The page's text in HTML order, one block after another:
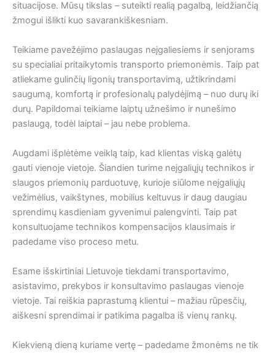
situacijose. Mūsų tikslas – suteikti realią pagalbą, leidžiančią
žmogui išlikti kuo savarankiškesniam.
Teikiame pavežėjimo paslaugas neįgaliesiems ir senjorams
su specialiai pritaikytomis transporto priemonėmis. Taip pat
atliekame gulinčių ligonių transportavimą, užtikrindami
saugumą, komfortą ir profesionalų palydėjimą – nuo durų iki
durų. Papildomai teikiame laiptų užnešimo ir nunešimo
paslaugą, todėl laiptai – jau nebe problema.
Augdami išplėtėme veiklą taip, kad klientas viską galėtų
gauti vienoje vietoje. Šiandien turime neįgaliųjų technikos ir
slaugos priemonių parduotuvę, kurioje siūlome neįgaliųjų
vežimėlius, vaikštynes, mobilius keltuvus ir daug daugiau
sprendimų kasdieniam gyvenimui palengvinti. Taip pat
konsultuojame technikos kompensacijos klausimais ir
padedame viso proceso metu.
Esame išskirtiniai Lietuvoje tiekdami transportavimo,
asistavimo, prekybos ir konsultavimo paslaugas vienoje
vietoje. Tai reiškia paprastumą klientui – mažiau rūpesčių,
aiškesni sprendimai ir patikima pagalba iš vienų rankų.
Kiekvieną dieną kuriame vertę – padedame žmonėms ne tik